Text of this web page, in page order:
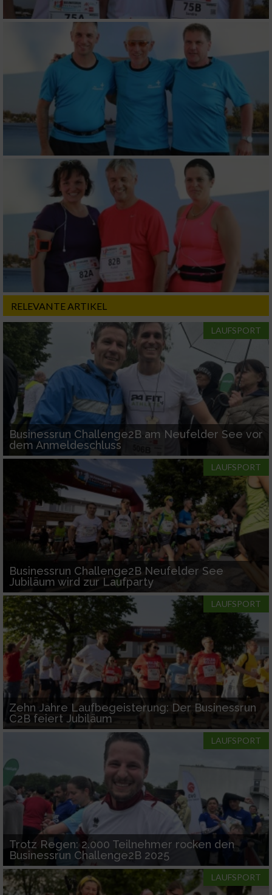
RELEVANTE ARTIKEL
LAUFSPORT
Businessrun Challenge2B am Neufelder See vor
dem Anmeldeschluss
LAUFSPORT
Businessrun Challenge2B Neufelder See
Jubiläum wird zur Laufparty
LAUFSPORT
Zehn Jahre Laufbegeisterung: Der Businessrun
C2B feiert Jubiläum
LAUFSPORT
Trotz Regen: 2.000 Teilnehmer rocken den
Businessrun Challenge2B 2025
LAUFSPORT
Messung der Performance von Inhalten
Analyse von Zielgruppen durch Statistiken
oder Kombinationen von Daten aus
Entwicklung und Verbesserung der Angebote
Verwendung reduzierter Daten zur Auswahl
von Inhalten
IAB-Besonderheiten:
Verwendung genauer Standortdaten
Geräte anhand von aktiv angeforderten
Informationen identifizieren
Nicht-IAB-Verarbeitungszwecke:
Performance
Funktional
Werbung